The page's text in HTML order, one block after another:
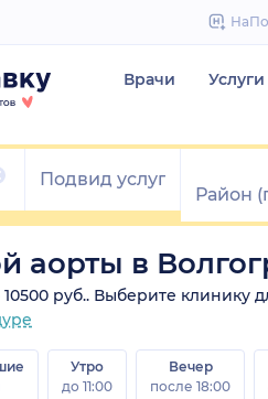
Врачи Услуги
аорты в
руб.. Выберите клинику
Утро
до 11:00
Вечер
после 18:00